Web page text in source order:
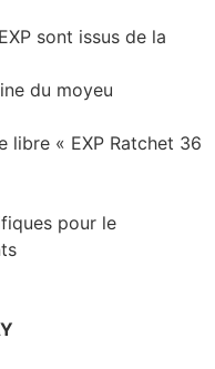
sont issus de la
du moyeu
libre « EXP Ratchet 36
pour le